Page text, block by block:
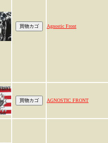
Agnostic Front
AGNOSTIC FRONT